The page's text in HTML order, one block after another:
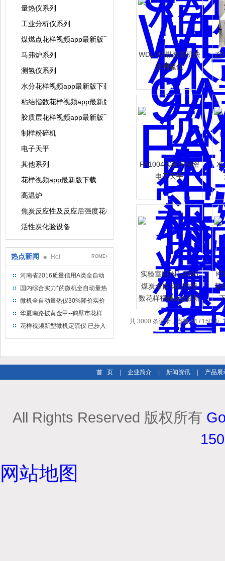
量热仪系列
工业分析仪系列
煤燃点花样视频app最新版下载
马弗炉系列
测氢仪系列
水分花样视频app最新版下载系列
粘结指数花样视频app最新版下载系列
胶质层花样视频app最新版下载系列
制样粉碎机
电子天平
其他系列
花样视频app最新版下载
高温炉
焦炭反应性及反应后强度花样视频app最新版下载
活性炭化验设备
热点新闻 Hot ROME+
河南省2016质量信用A类全自动
量热仪
国内综合实力*的微机全自动量热
仪制造企业
微机全自动量热仪30%降价实价
出售
华夏南路披黄金甲--鹤壁市花样
视频仪器仪表有限公司
花样视频新型微机定硫仪 已步入
WDL-9A煤炭微机快
速测硫仪
FA1004实验室精密
电子天平
实验室KDNJ-2000
煤炭全自动粘结指
数花样视频app最新
版下载
花
共 3000 条记录，当前 64 / 150 页
首 页 企业简介 新闻资讯 产品展
All Rights Reserved 版权所有
网站地图